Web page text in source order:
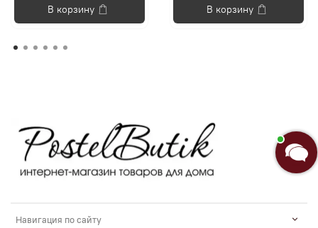
В корзину В корзину
Навигация по сайту